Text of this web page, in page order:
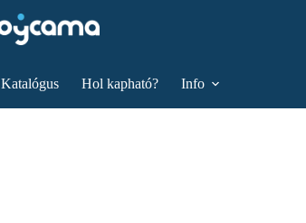
Katalógus Hol kapható? Info